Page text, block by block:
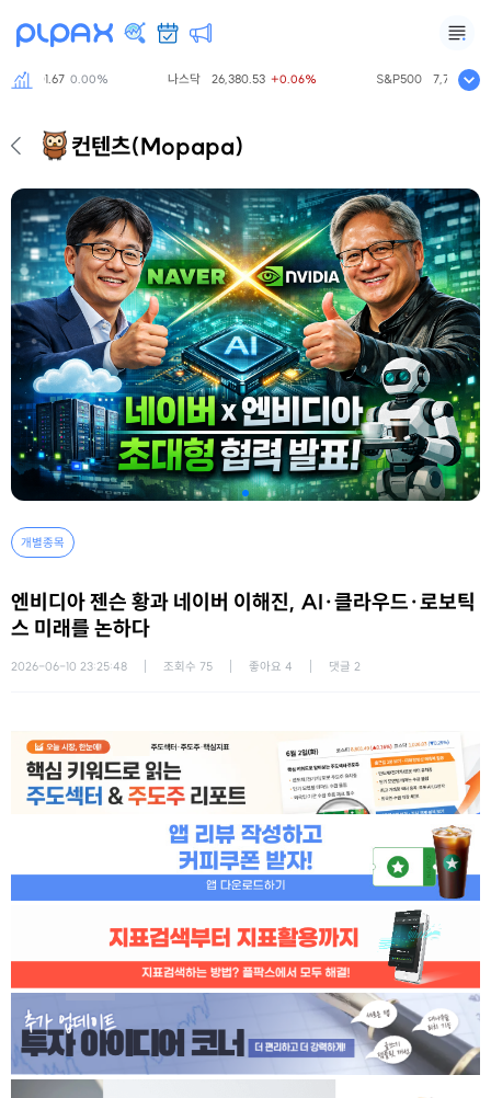
801.67 0.00% 나스닥 26,380.53 +0.06% S&P500 7,719.26 -
컨텐츠(Mopapa)
개별종목
엔비디아 젠슨 황과 네이버 이해진, AI·클라우드·로보틱
스 미래를 논하다
2026-06-10 23:25:48 조회수 75 좋아요 4 댓글 2